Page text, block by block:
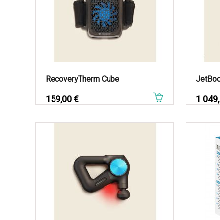
RecoveryTherm Cube
Prix
159,00 € Prix
1